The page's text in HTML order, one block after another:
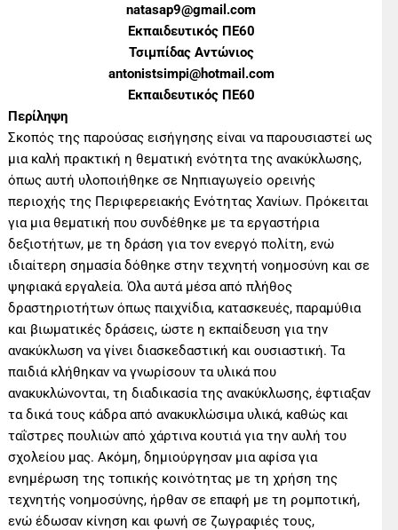
natasap9@gmail.com
Εκπαιδευτικός ΠΕ60
Τσιμπίδας Αντώνιος
antonistsimpi@hotmail.com
Εκπαιδευτικός ΠΕ60
Περίληψη
Σκοπός της παρούσας εισήγησης είναι να παρουσιαστεί ως
μια καλή πρακτική η θεματική ενότητα της ανακύκλωσης,
όπως αυτή υλοποιήθηκε σε Νηπιαγωγείο ορεινής
περιοχής της Περιφερειακής Ενότητας Χανίων. Πρόκειται
για μια θεματική που συνδέθηκε με τα εργαστήρια
δεξιοτήτων, με τη δράση για τον ενεργό πολίτη, ενώ
ιδιαίτερη σημασία δόθηκε στην τεχνητή νοημοσύνη και σε
ψηφιακά εργαλεία. Όλα αυτά μέσα από πλήθος
δραστηριοτήτων όπως παιχνίδια, κατασκευές, παραμύθια
και βιωματικές δράσεις, ώστε η εκπαίδευση για την
ανακύκλωση να γίνει διασκεδαστική και ουσιαστική. Τα
παιδιά κλήθηκαν να γνωρίσουν τα υλικά που
ανακυκλώνονται, τη διαδικασία της ανακύκλωσης, έφτιαξαν
τα δικά τους κάδρα από ανακυκλώσιμα υλικά, καθώς και
ταΐστρες πουλιών από χάρτινα κουτιά για την αυλή του
σχολείου μας. Ακόμη, δημιούργησαν μια αφίσα για
ενημέρωση της τοπικής κοινότητας με τη χρήση της
τεχνητής νοημοσύνης, ήρθαν σε επαφή με τη ρομποτική,
ενώ έδωσαν κίνηση και φωνή σε ζωγραφιές τους,